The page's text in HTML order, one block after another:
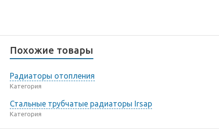
Похожие товары
Радиаторы отопления
Категория
Стальные трубчатые радиаторы Irsap
Категория